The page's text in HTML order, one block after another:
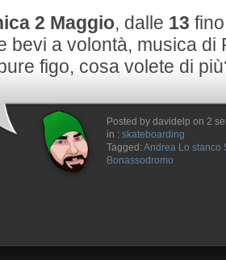
2 Maggio, dalle 13
bevi a volontà, musica di
figo, cosa volete di
Posted by davidelp on 2
in : skateboarding
Tagged: Andrea Lo stanco
Bonassodromo